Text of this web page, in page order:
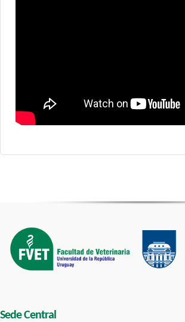
Sede Central